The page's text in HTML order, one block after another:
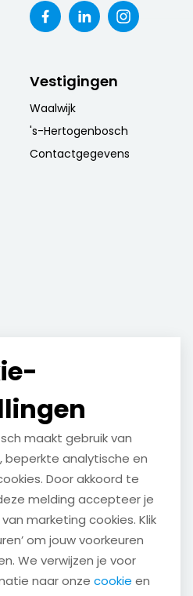
Vestigingen
Waalwijk
's-Hertogenbosch
Contactgegevens
maakt gebruik van
beperkte analytische en
Door akkoord te
melding accepteer je
marketing cookies. Klik
om jouw voorkeuren
We verwijzen je voor
naar onze cookie en